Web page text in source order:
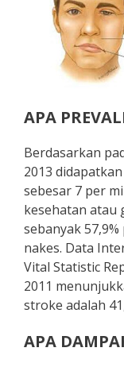
APA
Berdasarkan
2013
sebesar 7 per
kesehatan atau
sebanyak
nakes. Data
Vital Statistic
2011
stroke adalah
APA